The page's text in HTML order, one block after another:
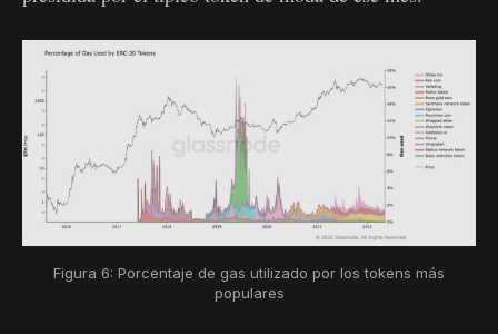
Figura 6: Porcentaje de gas utilizado por los tokens más
populares